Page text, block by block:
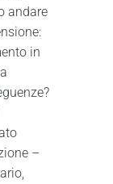
andare
in
–